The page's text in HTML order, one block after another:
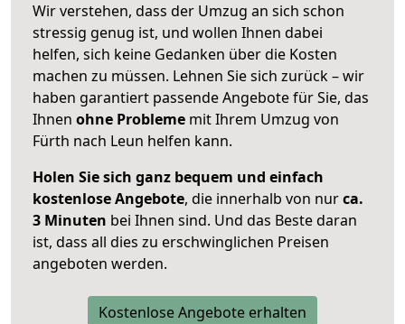
Wir verstehen, dass der Umzug an sich schon
stressig genug ist, und wollen Ihnen dabei
helfen, sich keine Gedanken über die Kosten
machen zu müssen. Lehnen Sie sich zurück – wir
haben garantiert passende Angebote für Sie, das
Ihnen ohne Probleme mit Ihrem Umzug von
Fürth nach Leun helfen kann.
Holen Sie sich ganz bequem und einfach
kostenlose Angebote, die innerhalb von nurca.
3 Minuten bei Ihnen sind. Und das Beste daran
ist, dass all dies zu erschwinglichen Preisen
angeboten werden.
Kostenlose Angebote erhalten